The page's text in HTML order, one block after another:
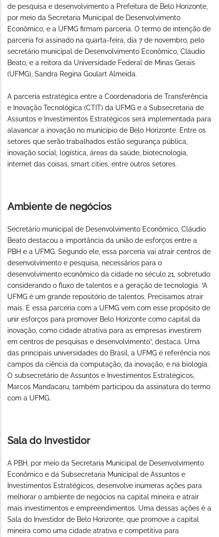
de pesquisa e desenvolvimento a Prefeitura de Belo Horizonte,
por meio da Secretaria Municipal de Desenvolvimento
Econômico, e a UFMG firmam parceria. O termo de intenção de
parceria foi assinado na quarta-feira, dia 7 de novembro, pelo
secretário municipal de Desenvolvimento Econômico, Cláudio
Beato, e a reitora da Universidade Federal de Minas Gerais
(UFMG), Sandra Regina Goulart Almeida.
A parceria estratégica entre a Coordenadoria de Transferência
e Inovação Tecnológica (CTIT) da UFMG e a Subsecretaria de
Assuntos e Investimentos Estratégicos será implementada para
alavancar a inovação no município de Belo Horizonte. Entre os
setores que serão trabalhados estão segurança pública,
inovação social, logística, áreas da saúde, biotecnologia,
internet das coisas, smart cities, entre outros setores.
Ambiente de negócios
Secretário municipal de Desenvolvimento Econômico, Cláudio
Beato destacou a importância da união de esforços entre a
PBH e a UFMG. Segundo ele, essa parceria vai atrair centros de
desenvolvimento e pesquisa, necessários para o
desenvolvimento econômico da cidade no século 21, sobretudo
considerando o fluxo de talentos e a geração de tecnologia. “A
UFMG é um grande repositório de talentos. Precisamos atrair
mais. E essa parceria com a UFMG vem com esse propósito de
unir esforços para promover Belo Horizonte como capital da
inovação, como cidade atrativa para as empresas investirem
em centros de pesquisas e desenvolvimento”, destaca. Uma
das principais universidades do Brasil, a UFMG é referência nos
campos da ciência da computação, da inovação, e na biologia.
O subsecretário de Assuntos e Investimentos Estratégicos,
Marcos Mandacaru, também participou da assinatura do termo
com a UFMG.
Sala do Investidor
A PBH, por meio da Secretaria Municipal de Desenvolvimento
Econômico e da Subsecretaria Municipal de Assuntos e
Investimentos Estratégicos, desenvolve inúmeras ações para
melhorar o ambiente de negócios na capital mineira e atrair
mais investimentos e empreendimentos. Uma dessas ações é a
Sala do Investidor de Belo Horizonte, que promove a capital
mineira como uma cidade atrativa e competitiva para